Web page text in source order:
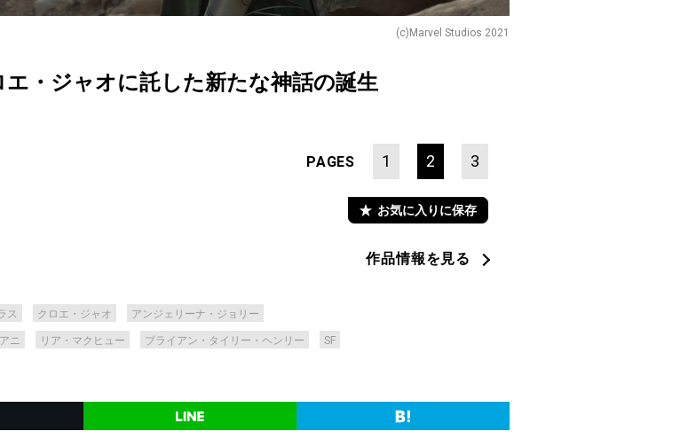
(c)Marvel Studios 2021
エ・ジャオに託した新たな神話の誕生
PAGES 1 2 3
お気に入りに保存
ス クロエ・ジャオ アンジェリーナ・ジョリー
ニ リア・マクヒュー ブライアン・タイリー・ヘンリー SF
作品情報を見る